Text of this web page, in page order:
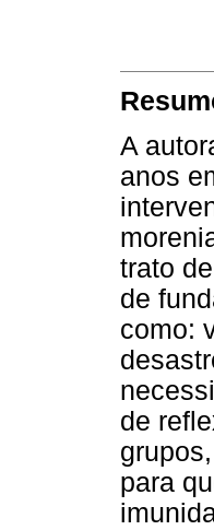
A
anos
trato
de
como:
de
para